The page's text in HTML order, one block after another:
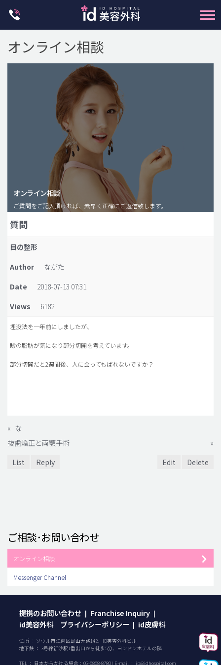
脂肪注入(アンチエイジング)
豊胸手術・バストアップ
プチ整形
idリアルストーリー
idニュース
病院紹介
安全整形
オンライン相談
オンライン相談
ご質問をご記入頂ければ、素早く正確にご返信致します。
質問
目の整形
Author
ながた
Date
2018-07-13 07:31
Views
6182
埋没法を一年前にしましたが、
瞼の脂肪が気になり部分切開を考えています。
部分切開だと2週間後、人に会ってもばれないですか？
« な
抜歯矯正と両顎手術
»
List
Reply Edit Delete
ご相談･お問い合わせ
オンライン相談
Messenger Channel
提携のお問い合わせ | Franchise Inquiry |
id美容外科 プライバシーポリシー | id皮膚科
住所 ： ソウル市江南区島山大路142、ID美容外科ビル
地下鉄 ： 3号線新沙駅1番出口から徒歩5分、ヨンドンホテルの隣
TEL ： 日本からかける場合： 03-6868-8780 | E-mail ： jp@idhospital.com